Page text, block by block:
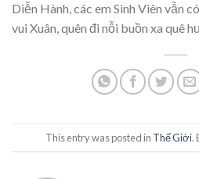
Diễn Hành, các em Sinh Viên vẫn
vui Xuân, quên đi nỗi buồn xa quê
This entry was posted in Thế Giới.